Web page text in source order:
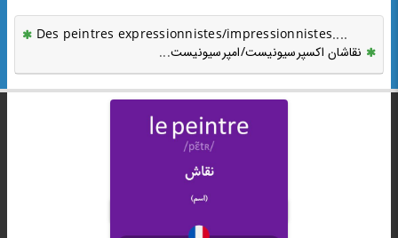
Des peintres expressionnistes/impressionnistes....
نقاشان اکسپرسیونیست/امپرسیونیست...